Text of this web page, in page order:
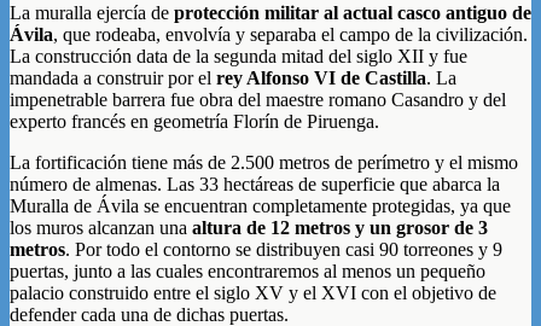
La muralla ejercía de protección militar al actual casco antiguo de
Ávila, que rodeaba, envolvía y separaba el campo de la civilización.
La construcción data de la segunda mitad del siglo XII y fue
mandada a construir por el rey Alfonso VI de Castilla. La
impenetrable barrera fue obra del maestre romano Casandro y del
experto francés en geometría Florín de Piruenga.
La fortificación tiene más de 2.500 metros de perímetro y el mismo
número de almenas. Las 33 hectáreas de superficie que abarca la
Muralla de Ávila se encuentran completamente protegidas, ya que
los muros alcanzan una altura de 12 metros y un grosor de 3
metros. Por todo el contorno se distribuyen casi 90 torreones y 9
puertas, junto a las cuales encontraremos al menos un pequeño
palacio construido entre el siglo XV y el XVI con el objetivo de
defender cada una de dichas puertas.